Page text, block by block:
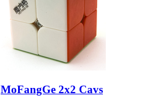
MoFangGe 2x2 Cavs